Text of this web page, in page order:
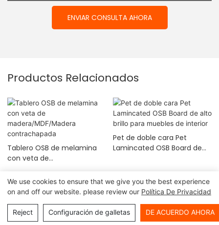
ENVIAR CONSULTA AHORA
Productos Relacionados
Tablero OSB de melamina
con veta de
contrachapada
Pet de doble cara Pet
Lamincated OSB Board de
Derechos de autor© Junta de Haosaisi 2024|Mapa del
sitio|Política de privacidad
We use cookies to ensure that we give you the best experience
on and off our website. please review our Política De Privacidad
Reject Configuración de galletas DE ACUERDO AHORA